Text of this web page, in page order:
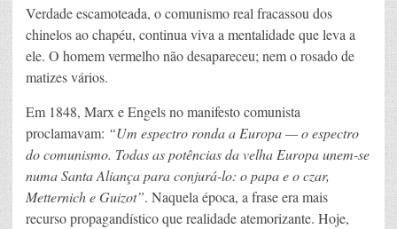
Verdade escamoteada, o comunismo real fracassou dos
chinelos ao chapéu, continua viva a mentalidade que leva a
ele. O homem vermelho não desapareceu; nem o rosado de
matizes vários.
Em 1848, Marx e Engels no manifesto comunista
proclamavam: “Um espectro ronda a Europa — o espectro
do comunismo. Todas as potências da velha Europa unem-se
numa Santa Aliança para conjurá-lo: o papa e o czar,
Metternich e Guizot”. Naquela época, a frase era mais
recurso propagandístico que realidade atemorizante. Hoje,